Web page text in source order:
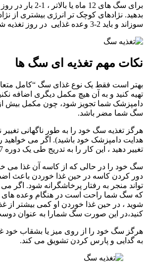
برای سگ های 12 ماه
بدهید. نژادهای کوچک تر انرژی بیشتری از
سوزاند و باید 2-3 وعده غذایی در روز تغذیه شوند.
نکات مهم تغذیه ای سگ ها
بهتر است فقط یک نوع غذای سگ “کامل
تهیه کنید و به آن هیچ مکمل دیگری اضافه
دامپزشک شما تجویز شود، چون مکمل بیش
سگ شما مضر باشد.
هرگز تغذیه سگ خود را به طور ناگهانی تغییر
هدایت دامپزشک خود باشید). اگر می خواهید
تغییر دهید ، این کار را به تدریج طی یک دوره 7 – 10 روزه انجام دهید.
سگ خود را در حالی که از کاسه آن غذا می
دور کردن کاسه در حین غذا خوردن باعث
تواند منجر به رفتار پرخاشگرانه شود. اگر
که سگ شما راحت است در هنگام وعده های
شوید ، در حین غذا خوردن او کمی بیشتر از
کنید،در این صورت سگ شمارا به عنوان
هرگز سگ خود را از روی میز یا بشقاب خود
به گدایی و پارس کردن تشویق می کند.